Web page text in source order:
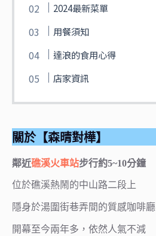
2024最新菜單
用餐須知
達浪的食用心得
店家資訊
關於【森晴對樺】
鄰近礁溪火車站步行約5~10分鐘
位於礁溪熱鬧的中山路二段上
隱身於湯圍街巷弄間的質感咖啡廳
開幕至今兩年多，依然人氣不減